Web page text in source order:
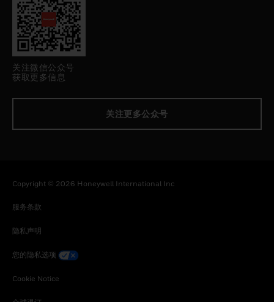
关注微信公众号
获取更多信息
关注更多公众号
Copyright © 2026 Honeywell International Inc
服务条款
隐私声明
您的隐私选项
Cookie Notice